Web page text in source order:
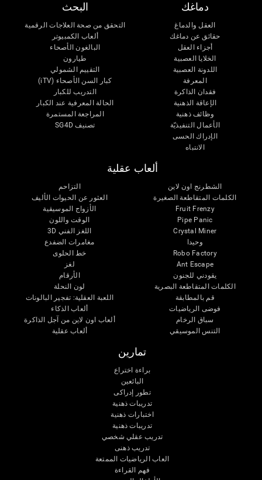
دماغك
العقل والدماغ
حقائق عن دماغك
أجزاء العقل
الخلايا العصبية
اللدونة العصبية
المعرفة
فقدان الذاكرة
الإعاقة الذهنية
وظائف ذهنية
الأعمال التنفيذيّة
الإدراك الحسى
الانتباه
البحث
التحقق من صحة العلاجات الرقمية
ألعاب الكمبيوتر
البالغون الأصحاء
طيارون
التقييم الشمولي
كبار السن الأصحاء (iTV)
التدريب للكبار
الحالة المعرفية عند الكبار
المراجعة المستمرة
تصنيف SG4D
ألعاب عقلية
الشطرنج اون لاين
الكلمات المتقاطعة الصغيرة
Fruit Frenzy
Pipe Panic
Crystal Miner
وحيدا
Robo Factory
Ant Escape
يقودني للجنون
الكلمات المتقاطعة البصرية
قم بالمطابقة
فوضى الرياضيات
سباق الرخام
التنس الموسيقي
التزاحم
العثور عن الحيوات الأليف
الأزواج الموسيقية
الوقت واللون
اللغز الفني 3D
مغامرات الضفدع
خط الحلوى
لغز
الأرقام
لون النحلة
اللعبة العقلية: تفجير البالونات
ألعاب الذكاء
ألعاب اون لاين من آجل الذاكرة
ألعاب عقلية
تمارين
براءة اختراع
البائعين
تطور إدراكى
تدريبات ذهنية
اختبارات ذهنية
تدريبات ذهنية
تدريب عقلي شخصي
تدريب ذهنى
العاب الرياضيات الممتعة
فهم القراءة